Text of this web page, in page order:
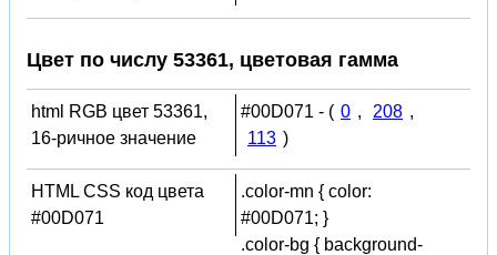
Цвет по числу 53361, цветовая гамма
html RGB цвет 53361,
16-ричное значение
#00D071 - ( 0 , 208 ,
113 )
HTML CSS код цвета
#00D071
.color-mn { color:
#00D071; }
.color-bg { background-